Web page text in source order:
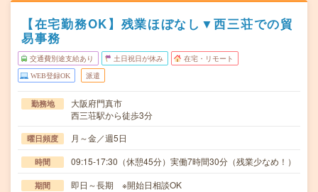
【在宅勤務OK】残業ほぼなし▼西三荘での貿
易事務
交通費別途支給あり 土日祝日が休み 在宅・リモート
WEB登録OK 派遣
勤務地
大阪府門真市
西三荘駅から徒歩3分
曜日頻度 月～金／週5日
時間 09:15-17:30（休憩45分）実働7時間30分（残業少なめ！）
期間 即日～長期 ※開始日相談OK